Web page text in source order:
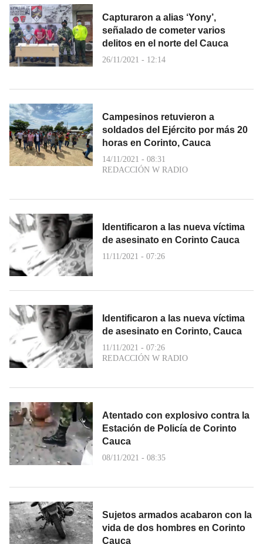
Capturaron a alias ‘Yony’,
señalado de cometer varios
delitos en el norte del Cauca
26/11/2021 - 12:14
Campesinos retuvieron a
soldados del Ejército por más 20
horas en Corinto, Cauca
14/11/2021 - 08:31
REDACCIÓN W RADIO
Identificaron a las nueva víctima
de asesinato en Corinto Cauca
11/11/2021 - 07:26
Identificaron a las nueva víctima
de asesinato en Corinto, Cauca
11/11/2021 - 07:26
REDACCIÓN W RADIO
Atentado con explosivo contra la
Estación de Policía de Corinto
Cauca
08/11/2021 - 08:35
Sujetos armados acabaron con la
vida de dos hombres en Corinto
Cauca